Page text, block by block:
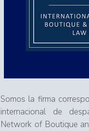
Somos la firma
internacional de
Network of Boutique